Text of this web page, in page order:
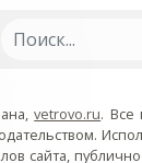
vetrovo.ru. Все
сайта,